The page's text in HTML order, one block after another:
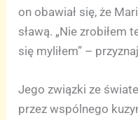
on obawiał się, że
sławą. „Nie zrobiłem
się myliłem” –
Jego związki ze
przez wspólnego